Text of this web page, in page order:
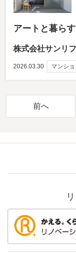
アートと暮らす
株式会社サンリ
2026.03.30 マンショ
前へ